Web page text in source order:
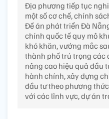
Địa phương tiếp tục
một số cơ chế, chính
Đề án phát triển Đà
chính quốc tế quy mô
khó khăn, vướng mắc
thành phố trú trọng các
nâng cao hiệu quả đầu
hành chính, xây dựng
đầu tư theo phương
với các lĩnh vực, dự án